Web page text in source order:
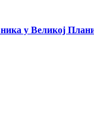
у Великој